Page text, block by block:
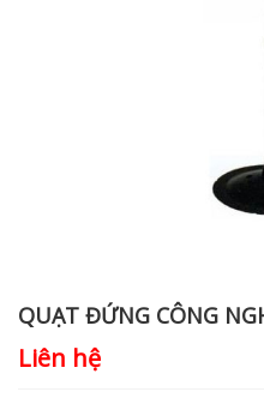
QUẠT ĐỨNG CÔNG
Liên hệ